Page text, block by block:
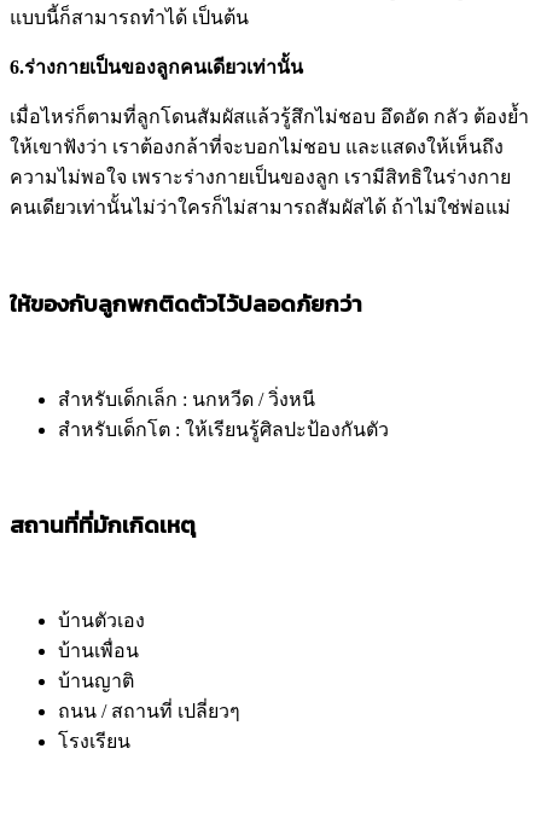
แบบนี้ก็สามารถทำได้ เป็นต้น
6.ร่างกายเป็นของลูกคนเดียวเท่านั้น
เมื่อไหร่ก็ตามที่ลูกโดนสัมผัสแล้วรู้สึกไม่ชอบ อึดอัด กลัว ต้องย้ำ
ให้เขาฟังว่า เราต้องกล้าที่จะบอกไม่ชอบ และแสดงให้เห็นถึง
ความไม่พอใจ เพราะร่างกายเป็นของลูก เรามีสิทธิในร่างกาย
คนเดียวเท่านั้นไม่ว่าใครก็ไม่สามารถสัมผัสได้ ถ้าไม่ใช่พ่อแม่
ให้ของกับลูกพกติดตัวไว้ปลอดภัยกว่า
สำหรับเด็กเล็ก : นกหวีด / วิ่งหนี
สำหรับเด็กโต : ให้เรียนรู้ศิลปะป้องกันตัว
สถานที่ที่มักเกิดเหตุ
บ้านตัวเอง
บ้านเพื่อน
บ้านญาติ
ถนน / สถานที่ เปลี่ยวๆ
โรงเรียน